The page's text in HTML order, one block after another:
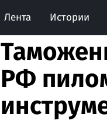
Лента Истории
РФ